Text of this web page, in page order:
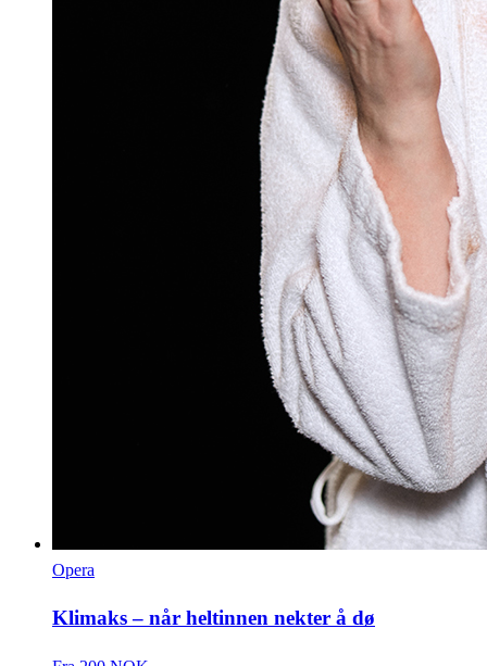
Opera
Klimaks – når heltinnen nekter å dø